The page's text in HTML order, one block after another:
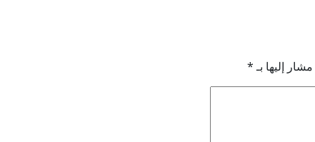
إليها بـ*